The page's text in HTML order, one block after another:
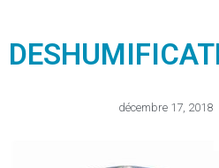
décembre 17, 2018